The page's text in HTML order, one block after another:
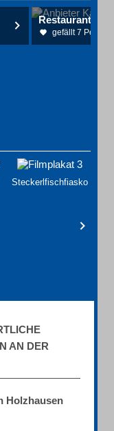
Restaurant Zur
gefällt 7
Steckerlfischfiasko
AN DER
Holzhausen